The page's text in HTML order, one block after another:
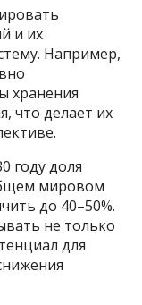
и их
Например,
хранения
что делает их
году доля
мировом
до 40–50%.
не только
для